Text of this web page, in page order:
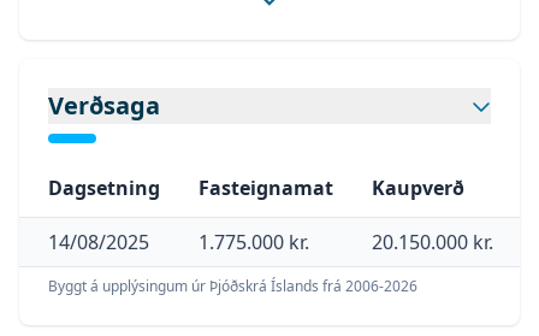
Halldórsson lgfs. í síma 762-6162 eða
andri@fastlind.is
Verðsaga
Dagsetning Fasteignamat Kaupverð
14/08/2025 1.775.000 kr. 20.150.000 kr.
Byggt á upplýsingum úr Þjóðskrá Íslands frá 2006-2026